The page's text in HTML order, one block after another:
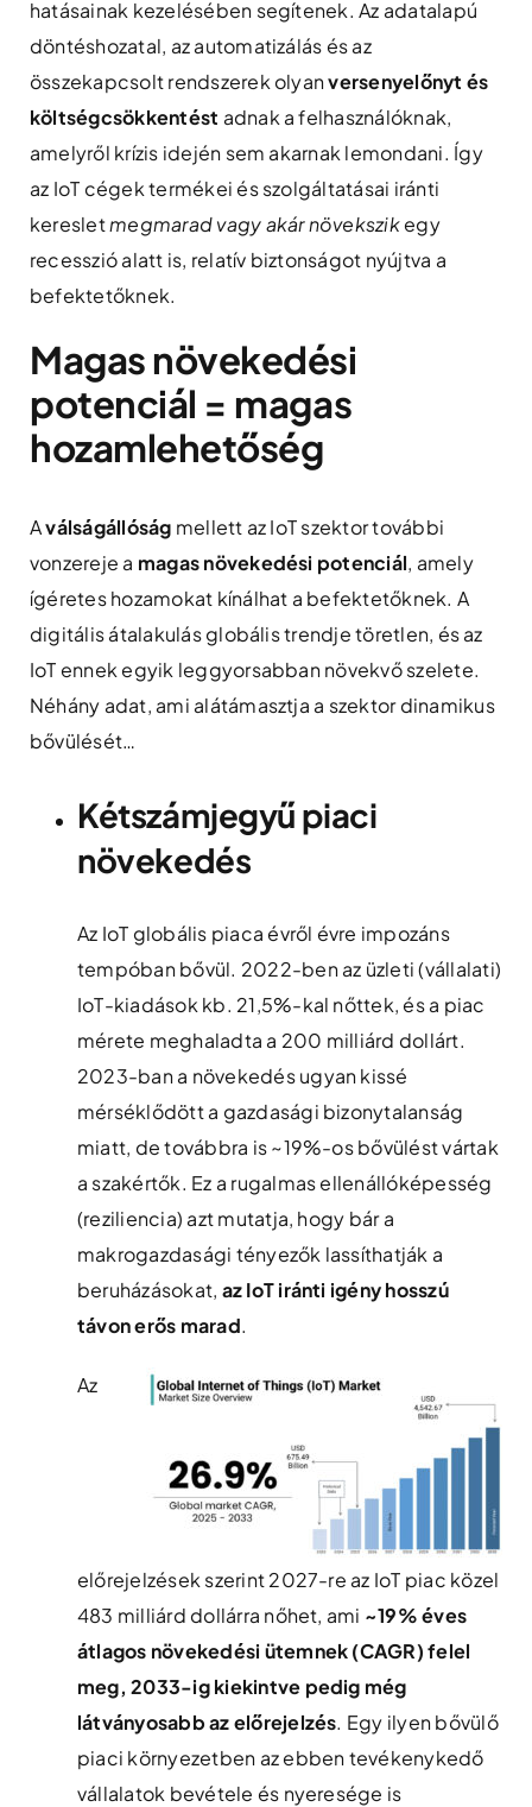
hatásainak kezelésében segítenek. Az adatalapú
döntéshozatal, az automatizálás és az
összekapcsolt rendszerek olyanversenyelőnyt és
költségcsökkentést adnak a felhasználóknak,
amelyről krízis idején sem akarnak lemondani. Így
az IoT cégek termékei és szolgáltatásai iránti
keresletmegmarad vagy akár növekszikegy
recesszió alatt is, relatív biztonságot nyújtva a
befektetőknek.
Magas növekedési
potenciál = magas
hozamlehetőség
Aválságállóság mellett az IoT szektor további
vonzereje a magas növekedési potenciál, amely
ígéretes hozamokat kínálhat a befektetőknek. A
digitális átalakulás globális trendje töretlen, és az
IoT ennek egyik leggyorsabban növekvő szelete.
Néhány adat, ami alátámasztja a szektor dinamikus
bővülését…
Kétszámjegyű piaci
növekedés
Az IoT globális piaca évről évre impozáns
tempóban bővül. 2022-ben az üzleti (vállalati)
IoT-kiadások kb. 21,5%-kal nőttek, és a piac
mérete meghaladta a 200 milliárd dollárt​.
2023-ban a növekedés ugyan kissé
mérséklődött a gazdasági bizonytalanság
miatt, de továbbra is ~19%-os bővülést vártak
a szakértők​. Ez a rugalmas ellenállóképesség
(reziliencia) azt mutatja, hogy bár a
makrogazdasági tényezők lassíthatják a
beruházásokat, az IoT iránti igény hosszú
távon erős marad.
Az
előrejelzések szerint 2027-re az IoT piac közel
483 milliárd dollárra nőhet​, ami ~19% éves
átlagos növekedési ütemnek (CAGR) felel
meg, 2033-ig kiekintve pedig még
látványosabb az előrejelzés. Egy ilyen bővülő
piaci környezetben az ebben tevékenykedő
vállalatok bevétele és nyeresége is